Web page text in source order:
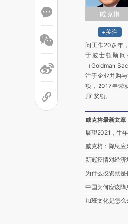
戚克栴
+关注
问工作20多年
于波士顿顾问
（Goldman
注于企业并购
项，2017年荣
师”奖项。
戚克栴最新文章
展望2021，牛
戚克栴：降息
新冠疫情对经济
为什么投资就是
中国为何应该降
加班文化是怎么